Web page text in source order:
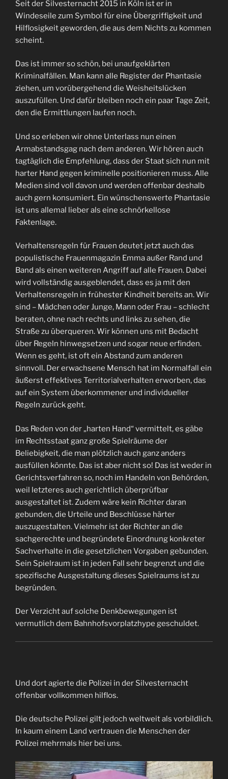
Seit der Silvesternacht 2015 in Köln ist er in
Windeseile zum Symbol für eine Übergriffigkeit und
Hilflosigkeit geworden, die aus dem Nichts zu kommen
scheint.
Das ist immer so schön, bei unaufgeklärten
Kriminalfällen. Man kann alle Register der Phantasie
ziehen, um vorübergehend die Weisheitslücken
auszufüllen. Und dafür bleiben noch ein paar Tage Zeit,
den die Ermittlungen laufen noch.
Und so erleben wir ohne Unterlass nun einen
Armabstandsgag nach dem anderen. Wir hören auch
tagtäglich die Empfehlung, dass der Staat sich nun mit
harter Hand gegen kriminelle positionieren muss. Alle
Medien sind voll davon und werden offenbar deshalb
auch gern konsumiert. Ein wünschenswerte Phantasie
ist uns allemal lieber als eine schnörkellose
Faktenlage.
Verhaltensregeln für Frauen deutet jetzt auch das
populistische Frauenmagazin Emma außer Rand und
Band als einen weiteren Angriff auf alle Frauen. Dabei
wird vollständig ausgeblendet, dass es ja mit den
Verhaltensregeln in frühester Kindheit bereits an. Wir
sind – Mädchen oder Junge, Mann oder Frau – schlecht
beraten, ohne nach rechts und links zu sehen, die
Straße zu überqueren. Wir können uns mit Bedacht
über Regeln hinwegsetzen und sogar neue erfinden.
Wenn es geht, ist oft ein Abstand zum anderen
sinnvoll. Der erwachsene Mensch hat im Normalfall ein
äußerst effektives Territorialverhalten erworben, das
auf ein System überkommener und individueller
Regeln zurück geht.
Das Reden von der „harten Hand“ vermittelt, es gäbe
im Rechtsstaat ganz große Spielräume der
Beliebigkeit, die man plötzlich auch ganz anders
ausfüllen könnte. Das ist aber nicht so! Das ist weder in
Gerichtsverfahren so, noch im Handeln von Behörden,
weil letzteres auch gerichtlich überprüfbar
ausgestaltet ist. Zudem wäre kein Richter daran
gebunden, die Urteile und Beschlüsse härter
auszugestalten. Vielmehr ist der Richter an die
sachgerechte und begründete Einordnung konkreter
Sachverhalte in die gesetzlichen Vorgaben gebunden.
Sein Spielraum ist in jeden Fall sehr begrenzt und die
spezifische Ausgestaltung dieses Spielraums ist zu
begründen.
Der Verzicht auf solche Denkbewegungen ist
vermutlich dem Bahnhofsvorplatzhype geschuldet.
Und dort agierte die Polizei in der Silvesternacht
offenbar vollkommen hilflos.
Die deutsche Polizei gilt jedoch weltweit als vorbildlich.
In kaum einem Land vertrauen die Menschen der
Polizei mehrmals hier bei uns.